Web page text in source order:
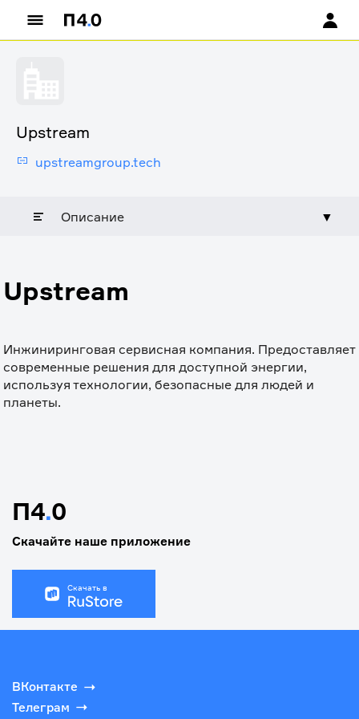
Upstream
upstreamgroup.tech
Описание ▼
Upstream
Инжиниринговая сервисная компания. Предоставляет
современные решения для доступной энергии,
используя технологии, безопасные для людей и
планеты.
П4.0
Скачайте наше приложение
Скачать в
ВКонтакте
Телеграм